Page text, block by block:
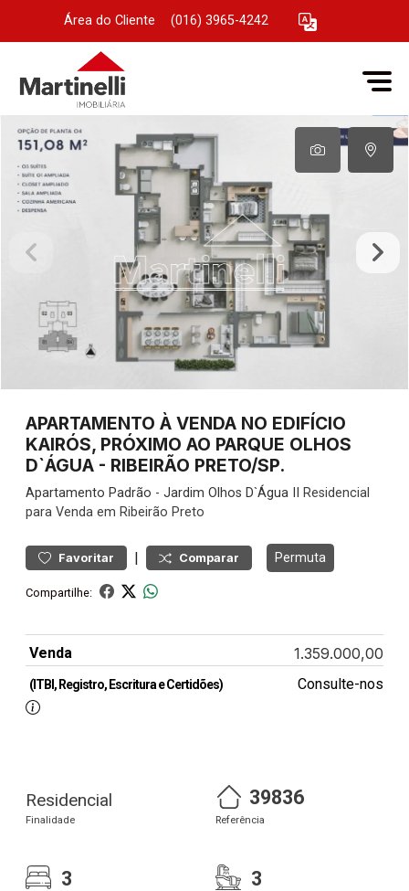
Área do Cliente (016) 3965-4242
APARTAMENTO À VENDA NO EDIFÍCIO
KAIRÓS, PRÓXIMO AO PARQUE OLHOS
D`ÁGUA - RIBEIRÃO PRETO/SP.
Apartamento Padrão - Jardim Olhos D`Água II
Residencial
para Venda em Ribeirão Preto
Favoritar | Comparar Permuta
Compartilhe:
Venda 1.359.000,00
(ITBI, Registro, Escritura e Certidões) Consulte-nos
Residencial
Finalidade
39836
Referência
3 3